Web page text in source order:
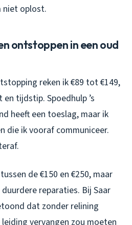
niet oplost.
ontstoppen in een oud
reken ik €89 tot €149,
tijdstip. Spoedhulp ’s
heeft een toeslag, maar ik
die ik vooraf communiceer.
de €150 en €250, maar
reparaties. Bij Saar
dat zonder relining
vervangen zou moeten